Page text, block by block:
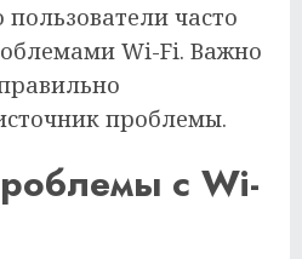
часто
Wi-Fi. Важно
проблемы.
с Wi-